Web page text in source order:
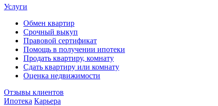
Услуги
Обмен квартир
Срочный выкуп
Правовой сертификат
Помощь в получении ипотеки
Продать квартиру, комнату
Сдать квартиру или комнату
Оценка недвижимости
Отзывы клиентов
Ипотека Карьера